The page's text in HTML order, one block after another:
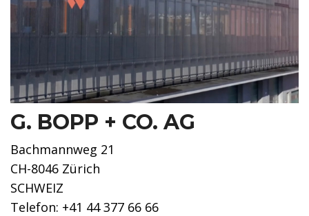
G. BOPP + CO. AG
Bachmannweg 21
CH-8046 Zürich
SCHWEIZ
Telefon: +41 44 377 66 66